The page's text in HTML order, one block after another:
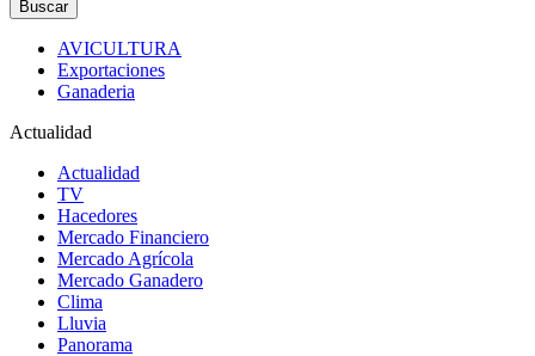
AVICULTURA
Exportaciones
Ganaderia
Actualidad
Actualidad
TV
Hacedores
Mercado Financiero
Mercado Agrícola
Mercado Ganadero
Clima
Lluvia
Panorama